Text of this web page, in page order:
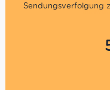
Sendungsverfolgung
Unbegrenzt
Weinhandlungen: